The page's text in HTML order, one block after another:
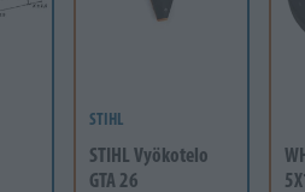
STIHL
STIHL Vyökotelo
GTA 26